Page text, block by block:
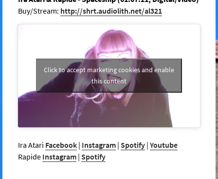
Buy/Stream: http://shrt.audiolith.net/al321
Click to accept marketing cookies and enable
this content
Ira Atari Facebook | Instagram | Spotify | Youtube
Rapide Instagram | Spotify